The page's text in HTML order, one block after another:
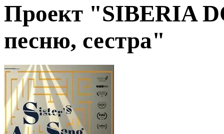
Проект "SIBERIA
песню, сестра"